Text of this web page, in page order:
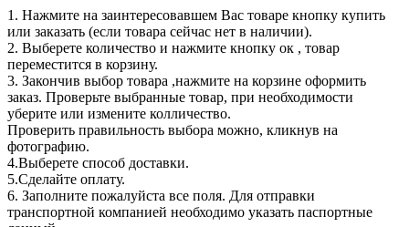
1. Нажмите на заинтересовавшем Вас товаре кнопку купить
или заказать (если товара сейчас нет в наличии).
2. Выберете количество и нажмите кнопку ок , товар
переместится в корзину.
3. Закончив выбор товара ,нажмите на корзине оформить
заказ. Проверьте выбранные товар, при необходимости
уберите или измените колличество.
Проверить правильность выбора можно, кликнув на
фотографию.
4.Выберете способ доставки.
5.Сделайте оплату.
6. Заполните пожалуйста все поля. Для отправки
транспортной компанией необходимо указать паспортные